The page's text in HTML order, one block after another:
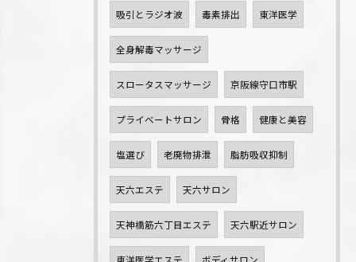
吸引とラジオ波 毒素排出 東洋医学
全身解毒マッサージ
スロータスマッサージ 京阪線守口市駅
プライベートサロン 骨格 健康と美容
塩選び 老廃物排泄 脂肪吸収抑制
天六エステ 天六サロン
天神橋筋六丁目エステ 天六駅近サロン